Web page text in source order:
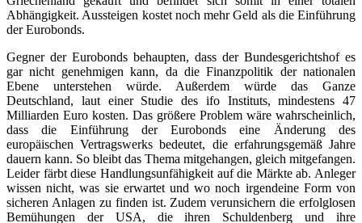
Abhängigkeit. Aussteigen kostet noch mehr Geld als die Einführung
der Eurobonds.
Gegner der Eurobonds behaupten, dass der Bundesgerichtshof es
gar nicht genehmigen kann, da die Finanzpolitik der nationalen
Ebene unterstehen würde. Außerdem würde das Ganze
Deutschland, laut einer Studie des ifo Instituts, mindestens 47
Milliarden Euro kosten. Das größere Problem wäre wahrscheinlich,
dass die Einführung der Eurobonds eine Änderung des
europäischen Vertragswerks bedeutet, die erfahrungsgemäß Jahre
dauern kann. So bleibt das Thema mitgehangen, gleich mitgefangen.
Leider färbt diese Handlungsunfähigkeit auf die Märkte ab. Anleger
wissen nicht, was sie erwartet und wo noch irgendeine Form von
sicheren Anlagen zu finden ist. Zudem verunsichern die erfolglosen
Bemühungen der USA, die ihren Schuldenberg und ihre